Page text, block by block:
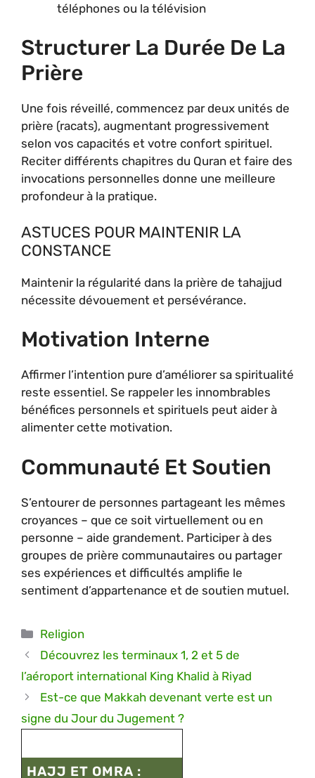
téléphones ou la télévision
Structurer La Durée De La
Prière
Une fois réveillé, commencez par deux unités de
prière (racats), augmentant progressivement
selon vos capacités et votre confort spirituel.
Reciter différents chapitres du Quran et faire des
invocations personnelles donne une meilleure
profondeur à la pratique.
ASTUCES POUR MAINTENIR LA
CONSTANCE
Maintenir la régularité dans la prière de tahajjud
nécessite dévouement et persévérance.
Motivation Interne
Affirmer l’intention pure d’améliorer sa spiritualité
reste essentiel. Se rappeler les innombrables
bénéfices personnels et spirituels peut aider à
alimenter cette motivation.
Communauté Et Soutien
S’entourer de personnes partageant les mêmes
croyances – que ce soit virtuellement ou en
personne – aide grandement. Participer à des
groupes de prière communautaires ou partager
ses expériences et difficultés amplifie le
sentiment d’appartenance et de soutien mutuel.
Catégories
Religion
Découvrez les terminaux 1, 2 et 5 de
l’aéroport international King Khalid à Riyad
Est-ce que Makkah devenant verte est un
signe du Jour du Jugement ?
HAJJ ET OMRA :